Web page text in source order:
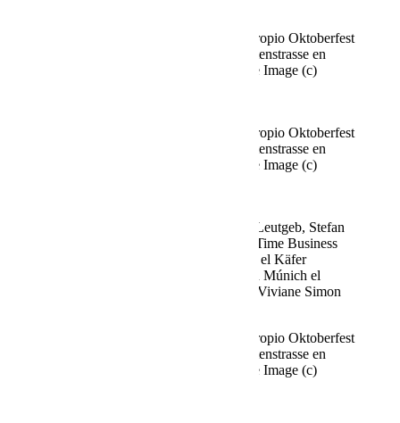
Fine Time Business Club celebra su propio Oktoberfest
en el Käfer Stammhaus en Prinzregentenstrasse en
Múnich el 02.10.2025 Agencia People Image (c)
Fine Time Business Club celebra su propio Oktoberfest
en el Käfer Stammhaus en Prinzregentenstrasse en
Múnich el 02.10.2025 Agencia People Image (c)
Norbert Dobeleit y su amiga Viktoria Leutgeb, Stefan
Blöcher y su pareja Anna Posch Fine Time Business
Club celebra su propio Oktoberfest en el Käfer
Stammhaus en Prinzregentenstrasse en Múnich el
02.10.2025 Agency People Image (c) Viviane Simon
Fine Time Business Club celebra su propio Oktoberfest
en el Käfer Stammhaus en Prinzregentenstrasse en
Múnich el 02.10.2025 Agencia People Image (c)